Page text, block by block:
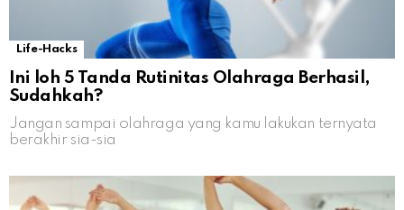
Life-Hacks
Ini loh 5 Tanda Rutinitas Olahraga Berhasil,
Sudahkah?
Jangan sampai olahraga yang kamu lakukan ternyata
berakhir sia-sia